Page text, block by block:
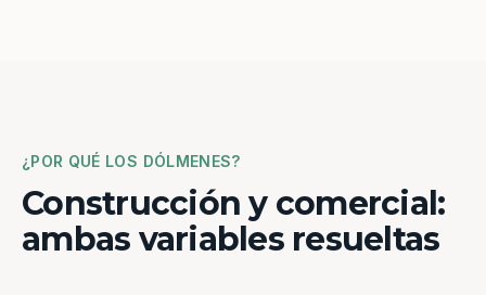
¿POR QUÉ LOS DÓLMENES?
Construcción y comercial:
ambas variables resueltas